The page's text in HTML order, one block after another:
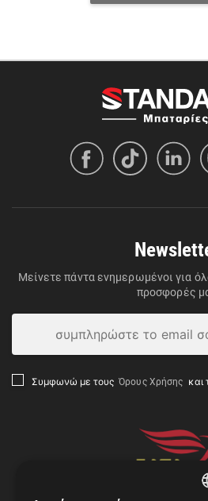
Μείνετε πάντα ενημερωμένοι για
προσφορές
Συμφωνώ με τους Όρους Χρήσης και